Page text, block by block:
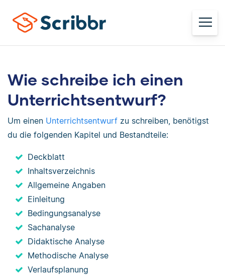
Wie schreibe ich einen
Unterrichtsentwurf?
Um einen Unterrichtsentwurf zu schreiben, benötigst
du die folgenden Kapitel und Bestandteile:
Deckblatt
Inhaltsverzeichnis
Allgemeine Angaben
Einleitung
Bedingungsanalyse
Sachanalyse
Didaktische Analyse
Methodische Analyse
Verlaufsplanung